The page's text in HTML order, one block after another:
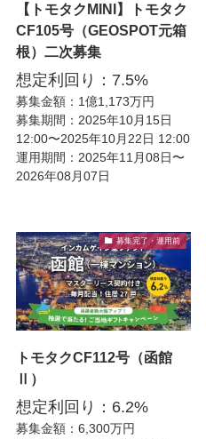
【トモタクMINI】トモタク
CF105号（GEOSPOT元箱
根）二次募集
想定利回り：7.5%
募集金額：1億1,173万円
募集期間：2025年10月15日
12:00〜2025年10月22日 12:00
運用期間：2025年11月08日〜
2026年08月07日
募集完了・運用前
トモタクCF112号（函館
Ⅱ）
想定利回り：6.2%
募集金額：6,300万円